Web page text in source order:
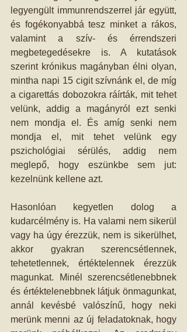
legyengült immunrendszerrel jár együtt,
és fogékonyabbá tesz minket a rákos,
valamint a szív- és érrendszeri
megbetegedésekre is. A kutatások
szerint krónikus magányban élni olyan,
mintha napi 15 cigit szívnánk el, de míg
a cigarettás dobozokra ráírták, mit tehet
velünk, addig a magányról ezt senki
nem mondja el. És amíg senki nem
mondja el, mit tehet velünk egy
pszichológiai sérülés, addig nem
meglepő, hogy eszünkbe sem jut:
kezelnünk kellene azt.
Hasonlóan kegyetlen dolog a
kudarcélmény is. Ha valami nem sikerül
vagy ha úgy érezzük, nem is sikerülhet,
akkor gyakran szerencsétlennek,
tehetetlennek, értéktelennek érezzük
magunkat. Minél szerencsétlenebbnek
és értéktelenebbnek látjuk önmagunkat,
annál kevésbé valószínű, hogy neki
merünk menni az új feladatoknak, hogy